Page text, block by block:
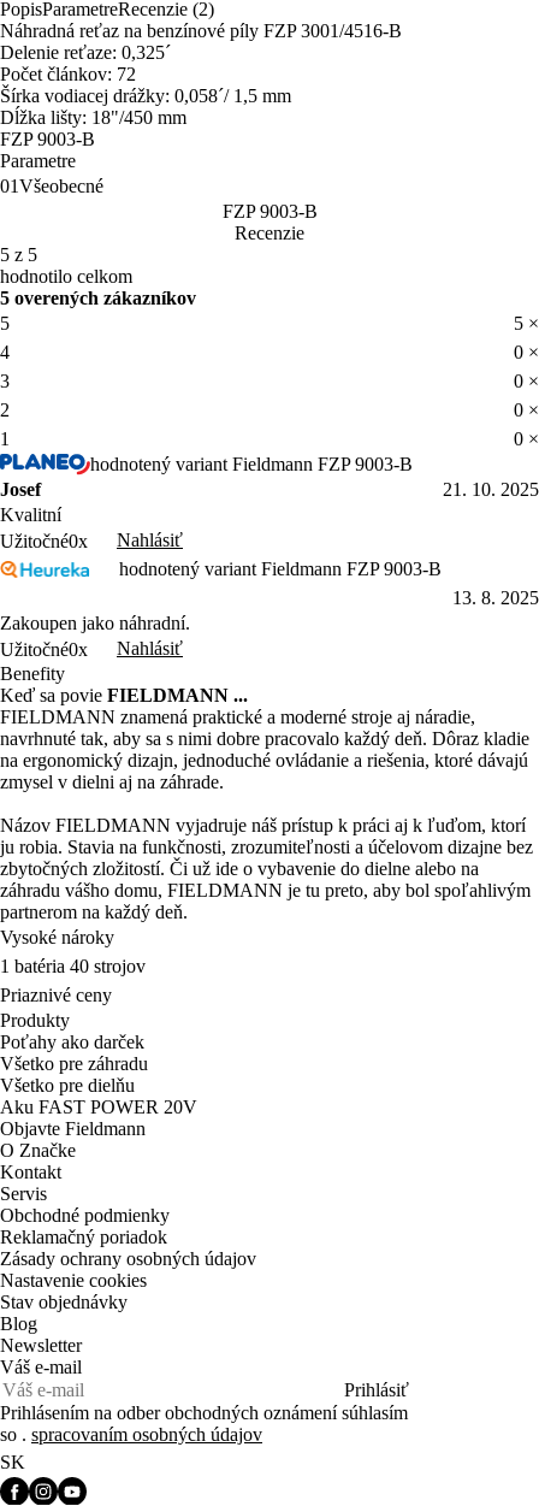
PopisParametreRecenzie (2)
Náhradná reťaz na benzínové píly FZP 3001/4516-B
Delenie reťaze: 0,325´
Počet článkov: 72
Šírka vodiacej drážky: 0,058´/ 1,5 mm
Dĺžka lišty: 18"/450 mm
FZP 9003-B
Parametre
01Všeobecné
FZP 9003-B
Recenzie
5 z 5
hodnotilo celkom
5 overených zákazníkov
5
5 ×
4
0 ×
3
0 ×
2
0 ×
1
0 ×
hodnotený variant Fieldmann FZP 9003-B
Josef
21. 10. 2025
Kvalitní
Užitočné0x
Nahlásiť
hodnotený variant Fieldmann FZP 9003-B
13. 8. 2025
Zakoupen jako náhradní.
Užitočné0x
Nahlásiť
Benefity
Keď sa povie FIELDMANN ...
FIELDMANN znamená praktické a moderné stroje aj náradie,
navrhnuté tak, aby sa s nimi dobre pracovalo každý deň. Dôraz kladie
na ergonomický dizajn, jednoduché ovládanie a riešenia, ktoré dávajú
zmysel v dielni aj na záhrade.
Názov FIELDMANN vyjadruje náš prístup k práci aj k ľuďom, ktorí
ju robia. Stavia na funkčnosti, zrozumiteľnosti a účelovom dizajne bez
zbytočných zložitostí. Či už ide o vybavenie do dielne alebo na
záhradu vášho domu, FIELDMANN je tu preto, aby bol spoľahlivým
partnerom na každý deň.
Vysoké nároky
1 batéria 40 strojov
Priaznivé ceny
Produkty
Poťahy ako darček
Všetko pre záhradu
Všetko pre dielňu
Aku FAST POWER 20V
Objavte Fieldmann
O Značke
Kontakt
Servis
Obchodné podmienky
Reklamačný poriadok
Zásady ochrany osobných údajov
Nastavenie cookies
Stav objednávky
Blog
Newsletter
Váš e-mail
Prihlásiť
Prihlásením na odber obchodných oznámení súhlasím
so . spracovaním osobných údajov
SK